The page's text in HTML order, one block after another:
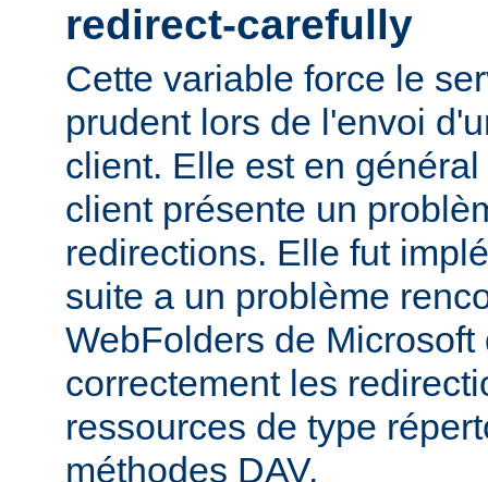
redirect-carefully
Cette variable force le
prudent lors de l'envoi
client. Elle est en
client présente un
redirections. Elle fut
suite a un problème
WebFolders de
correctement les
ressources de type
méthodes DAV.